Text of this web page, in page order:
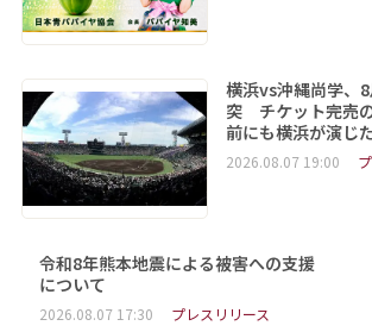
横浜vs沖縄尚学、
突 チケット完売
前にも横浜が演じ
2026.08.07 19:00
令和8年熊本地震による被害への支援
について
2026.08.07 17:30 プレスリリース